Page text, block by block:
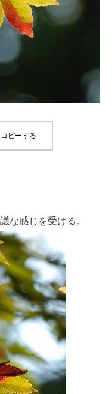
ピーする
な感じを受ける。